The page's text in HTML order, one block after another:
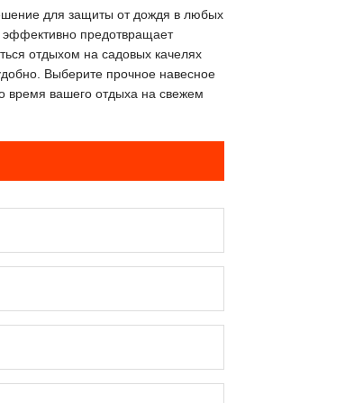
для защиты от дождя в любых
эффективно предотвращает
отдыхом на садовых качелях
Выберите прочное навесное
время вашего отдыха на свежем